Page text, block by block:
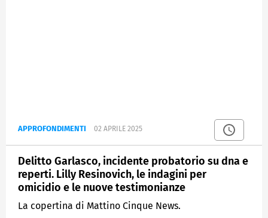
APPROFONDIMENTI 02 APRILE 2025
Delitto Garlasco, incidente probatorio su dna e
reperti. Lilly Resinovich, le indagini per
omicidio e le nuove testimonianze
La copertina di Mattino Cinque News.